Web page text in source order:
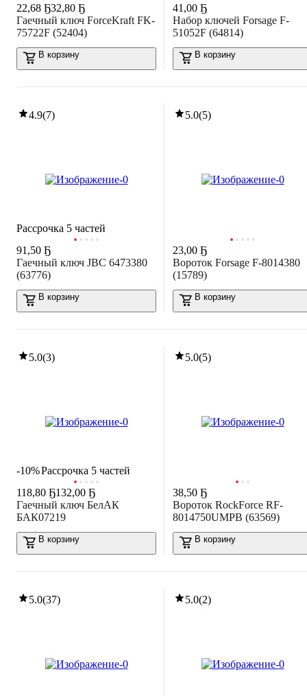
22,68 Ҕ32,80 Ҕ
Гаечный ключ ForceKraft FK-
75722F (52404)
В корзину
41 ,00 Ҕ
Набор ключей Forsage F-
51052F (64814)
В корзину
4.9(7)
Рассрочка 5 частей
91 ,50 Ҕ
Гаечный ключ JBC 6473380
(63776)
В корзину
5.0(5)
23,00 Ҕ
Вороток Forsage F-8014380
(15789)
В корзину
5.0(3)
-10%Рассрочка 5 частей
118,80 Ҕ132,00 Ҕ
Гаечный ключ БелАК
БАК07219
В корзину
5.0(5)
38,50 Ҕ
Вороток RockForce RF-
8014750UMPB (63569)
В корзину
5.0(37) 5.0(2)